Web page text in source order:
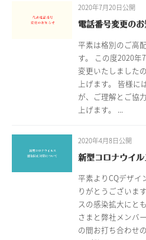
2020年7月20日公開
電話番号変更の
平素は格別のご高
す。 この度2020年
変更いたしました
上げます。 皆様
が、ご理解とご協
上げます。 ...
2020年4月8日公開
新型コロナウイ
平素よりCQデザイ
りがとうございま
スの感染拡大にと
さまと弊社メンバ
の間お打ち合わせ